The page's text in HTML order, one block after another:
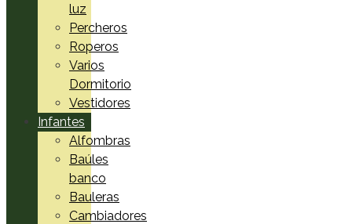
luz
Percheros
Roperos
Varios
Dormitorio
Vestidores
Infantes
Alfombras
Baúles
banco
Bauleras
Cambiadores